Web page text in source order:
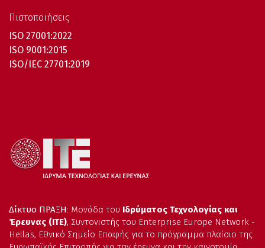
Πιστοποιήσεις
ISO 27001:2022
ISO 9001:2015
ISO/IEC 27701:2019
Δίκτυο ΠΡΑΞΗ: Μονάδα του Ιδρύματος Τεχνολογίας και
Έρευνας (ΙΤΕ), Συντονιστής του Enterprise Europe Network -
Hellas, Εθνικό Σημείο Επαφής για το πρόγραμμα πλαίσιο της